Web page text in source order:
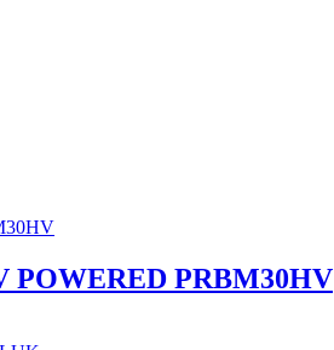
POWERED PRBM30HV